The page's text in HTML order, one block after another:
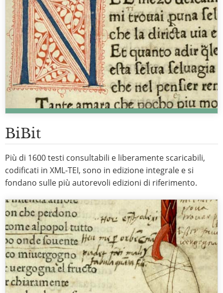
BiBit
Più di 1600 testi consultabili e liberamente scaricabili,
codificati in XML-TEI, sono in edizione integrale e si
fondano sulle più autorevoli edizioni di riferimento.